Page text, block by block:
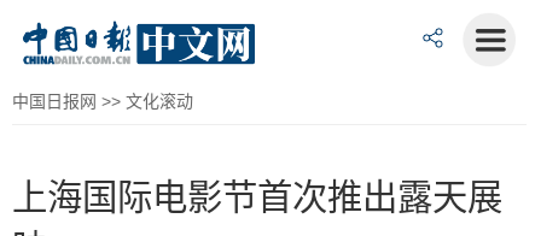
中国日报网 >> 文化滚动
上海国际电影节首次推出露天展